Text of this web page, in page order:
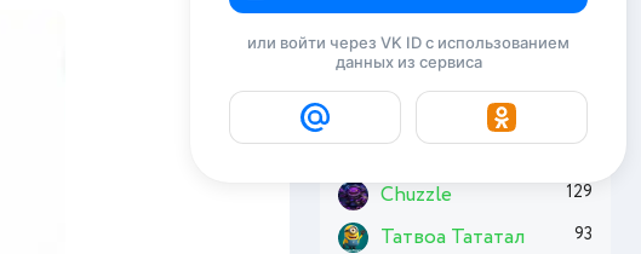
Евгений114
Комсомолец 191
Basai 179
Chuzzle 129
Татвоа Тататал 93
или войти через VK ID с использованием
данных из сервиса